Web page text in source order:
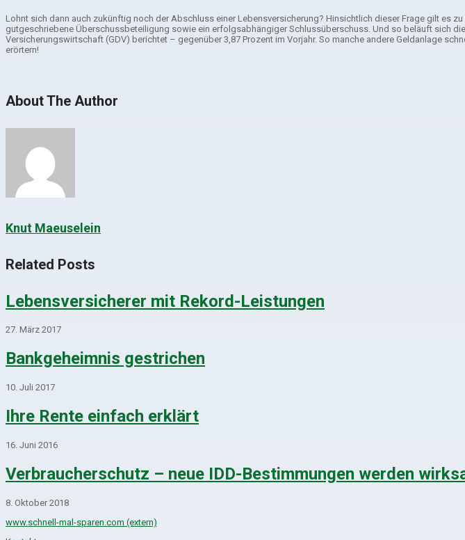
Lohnt sich dann auch zukünftig noch der Abschluss einer Lebensversicherung? Hinsichtlich dieser Frage gilt es
gutgeschriebene Überschussbeteiligung sowie ein erfolgsabhängiger Schlussüberschuss. Und so beläuft sich
Versicherungswirtschaft (GDV) berichtet – gegenüber 3,87 Prozent im Vorjahr. So manche andere Geldanlage
erörtern!
About The Author
Knut Maeuselein
Related Posts
Lebensversicherer mit Rekord-Leistungen
27. März 2017
Bankgeheimnis gestrichen
10. Juli 2017
Ihre Rente einfach erklärt
16. Juni 2016
Verbraucherschutz – neue IDD-Bestimmungen werden
8. Oktober 2018
www.schnell-mal-sparen.com (extern)